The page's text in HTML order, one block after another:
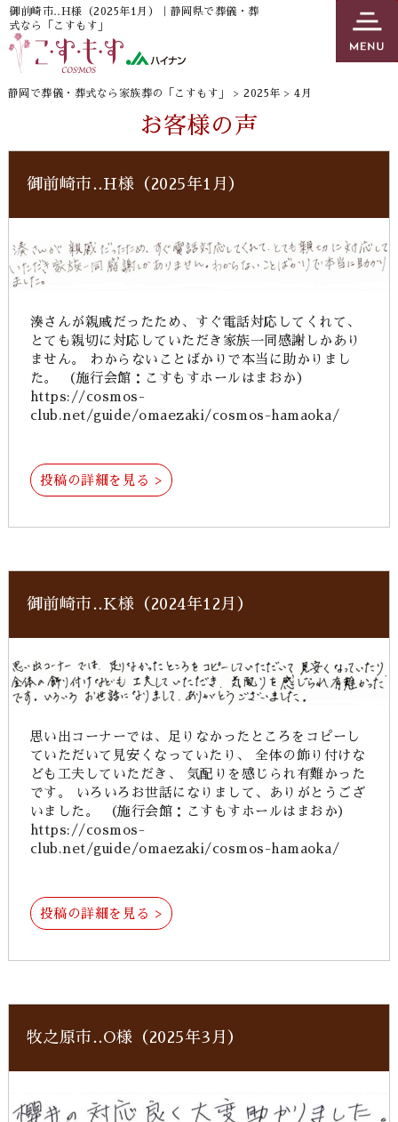
御前崎市‥H様（2025年1月）｜静岡県で葬儀・葬
式なら「こすもす」
静岡で葬儀・葬式なら家族葬の「こすもす」 >2025年 >4月
お客様の声
御前崎市‥H様（2025年1月）
湊さんが親戚だったため、すぐ電話対応してくれて、
とても親切に対応していただき家族一同感謝しかあり
ません。 わからないことばかりで本当に助かりまし
た。 （施行会館：こすもすホールはまおか）
https://cosmos-
club.net/guide/omaezaki/cosmos-hamaoka/
投稿の詳細を見る >
御前崎市‥K様（2024年12月）
思い出コーナーでは、足りなかったところをコピーし
ていただいて見安くなっていたり、 全体の飾り付けな
ども工夫していただき、 気配りを感じられ有難かった
です。 いろいろお世話になりまして、ありがとうござ
いました。 （施行会館：こすもすホールはまおか）
https://cosmos-
club.net/guide/omaezaki/cosmos-hamaoka/
投稿の詳細を見る >
牧之原市‥O様（2025年3月）